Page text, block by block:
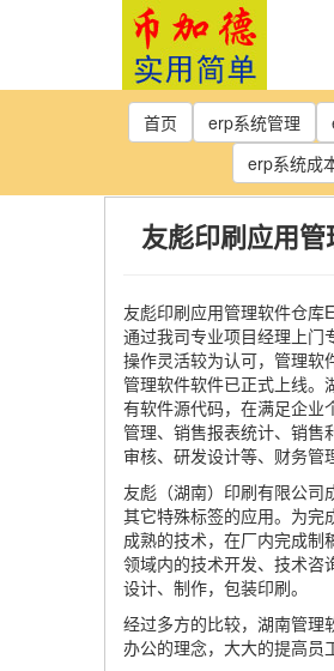
首页
erp系统管理
erp系统成
友彪印刷应用
友彪印刷应用管理软件仓库
通过我司专业项目经理上门
操作灵活较为认可，管理软
管理软件软件已正式上线。
有软件源代码，在满足企业
管理、销售报表统计、销售
审核、研发设计等、财务管
友彪（湖南）印刷有限公司
其它特殊标签的应用。为完
成熟的技术，在厂内完成制
领域内的技术开发、技术咨
设计、制作，包装印刷。
经过多方的比较，湖南管理
办公的理念，大大的提高员